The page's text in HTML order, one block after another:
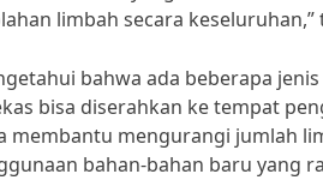
limbah secara keseluruhan,”
bahwa ada beberapa
bisa diserahkan ke tempat
membantu mengurangi jumlah
bahan-bahan baru yang